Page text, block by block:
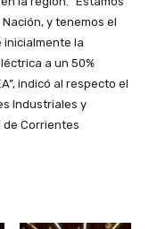
y tenemos el
inicialmente la
a un 50%
indicó al respecto el
Industriales y
de Corrientes